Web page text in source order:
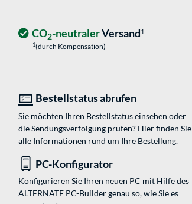
CO2-neutralerVersand1
1(durch Kompensation)
Bestellstatus abrufen
Sie möchten Ihren Bestellstatus einsehen oder
die Sendungsverfolgung prüfen? Hier finden Sie
alle Informationen rund um Ihre Bestellung.
PC-Konfigurator
Konfigurieren Sie Ihren neuen PC mit Hilfe des
ALTERNATE PC-Builder genau so, wie Sie es